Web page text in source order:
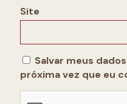
Site
Salvar meus
próxima vez que eu